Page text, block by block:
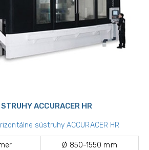
ACCURACER HR
sústruhy ACCURACER HR
Ø 850-1550 mm